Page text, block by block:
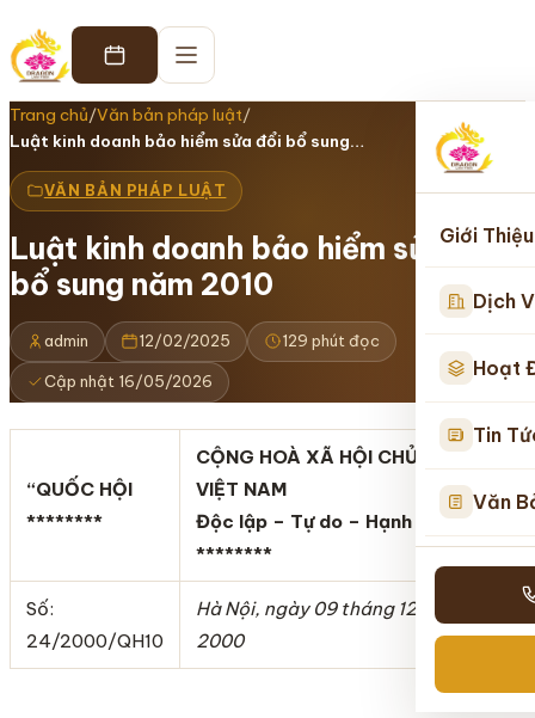
Giới Thiệu
Dịch
Hoạt
Tin
Văn
Trang chủ/Văn bản pháp luật/
Luật kinh doanh bảo hiểm sửa đổi bổ sung…
VĂN BẢN PHÁP LUẬT
Luật kinh doanh bảo hiểm sửa đổi
bổ sung năm 2010
admin 12/02/2025 129 phút đọc
Cập nhật 16/05/2026
“QUỐC HỘI
********
CỘNG HOÀ XÃ HỘI CHỦ NGHĨA
VIỆT NAM
Độc lập – Tự do – Hạnh phúc
********
Số:
24/2000/QH10
Hà Nội, ngày 09 tháng 12 năm
2000